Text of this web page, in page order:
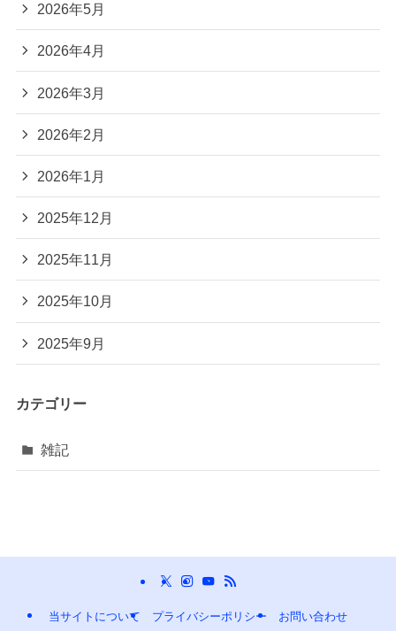
2026年5月
2026年4月
2026年3月
2026年2月
2026年1月
2025年12月
2025年11月
2025年10月
2025年9月
カテゴリー
雑記
当サイトについて プライバシーポリシー お問い合わせ